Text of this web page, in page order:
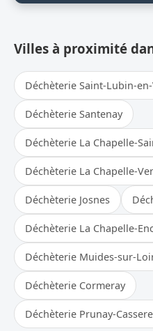
Villes à proximité
Déchèterie Saint-Lubin-
Déchèterie Santenay
Déchèterie La Chapelle-
Déchèterie La Chapelle-
Déchèterie Josnes
Déchèterie La Chapelle-
Déchèterie Muides-sur-
Déchèterie Cormeray
Déchèterie Prunay-